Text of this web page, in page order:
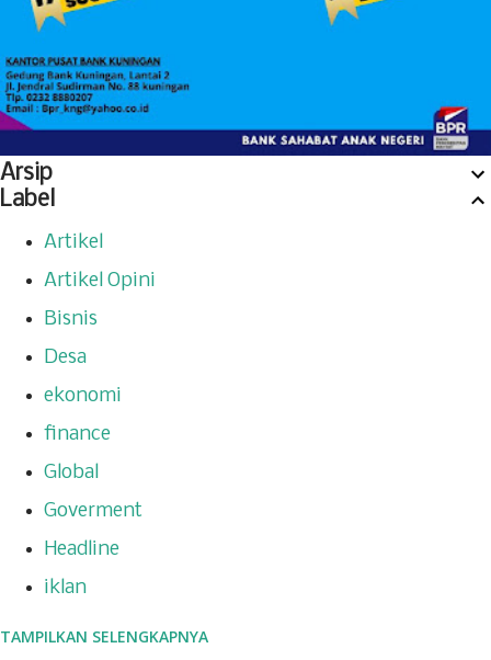
Arsip
Label
Artikel
Artikel Opini
Bisnis
Desa
ekonomi
finance
Global
Goverment
Headline
iklan
insiden
TAMPILKAN SELENGKAPNYA